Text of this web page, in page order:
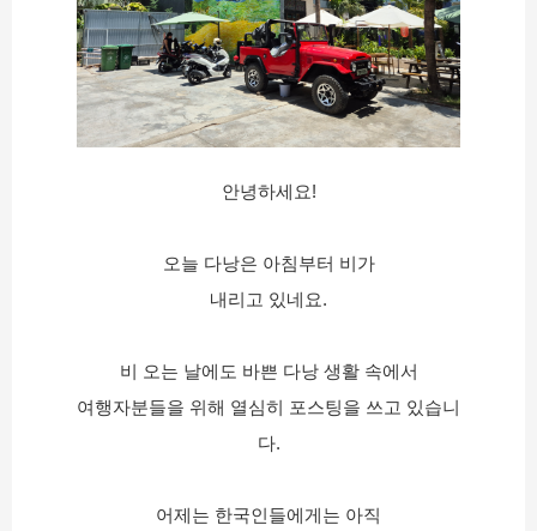
안녕하세요!
오늘 다낭은 아침부터 비가
내리고 있네요.
비 오는 날에도 바쁜 다낭 생활 속에서
여행자분들을 위해 열심히 포스팅을 쓰고 있습니
다.
어제는 한국인들에게는 아직